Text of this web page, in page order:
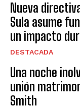
Nueva
Sula asume
un impacto
DESTACADA
Una noche
unión
Smith